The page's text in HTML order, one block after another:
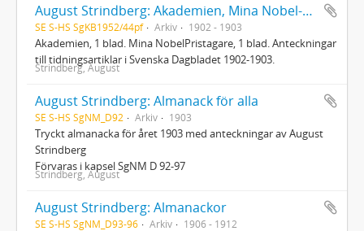
August Strindberg: Akademien, Mina Nobel-Pristagare
SE S-HS SgKB1952/44pf Arkiv 1902 - 1903
Akademien, 1 blad. Mina NobelPristagare, 1 blad. Anteckningar
till tidningsartiklar i Svenska Dagbladet 1902-1903.
Strindberg, August
August Strindberg: Almanack för alla
SE S-HS SgNM_D92 Arkiv 1903
Tryckt almanacka för året 1903 med anteckningar av August
Strindberg
Förvaras i kapsel SgNM D 92-97
Strindberg, August
August Strindberg: Almanackor
SE S-HS SgNM_D93-96 Arkiv 1906 - 1912